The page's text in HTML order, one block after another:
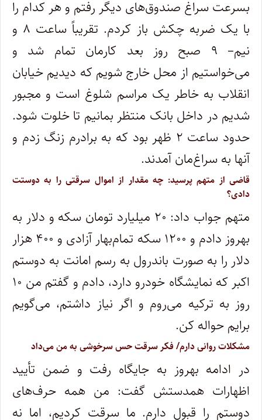
بسرعت سراغ صندوق‌های دیگر رفتم و هر کدام را
با یک ضربه چکش باز ‌کردم. تقریباً ساعت ۸ و
نیم– ۹ صبح روز بعد کارمان تمام شد و
می‌خواستیم از محل خارج شویم که دیدیم خیابان
انقلاب به خاطر یک مراسم شلوغ است و مجبور
شدیم در داخل بانک منتظر بمانیم تا خلوت شود.
حدود ساعت ۲ ظهر بود که به برادرم زنگ زدم و
آنها به سراغ‌مان آمدند.
قاضی از متهم پرسید: چه مقدار از اموال سرقتی را به دوستت
دادی؟
متهم جواب داد: ۲۰ میلیارد تومان سکه و دلار به
بهروز دادم و ۱۲۰۰ سکه تمام‌بهار آزادی و ۴۰۰ هزار
دلار را به صورت باندرول به رسم امانت به دوستم
اکبر که نمایشگاه خودرو دارد، دادم و گفتم من ۱۰
روز به ترکیه می‌روم و اگر نیاز داشتم، می‌گویم
برایم حواله کن.
مشکلات روانی دارم/ فکر سرقت حس سرخوشی به من می‌داد
در ادامه بهروز به جایگاه رفت و ضمن تأیید
اظهارات همدستش گفت: من همه حرف‌های
دوستم را قبول دارم. ما سرقت کردیم، اما نه